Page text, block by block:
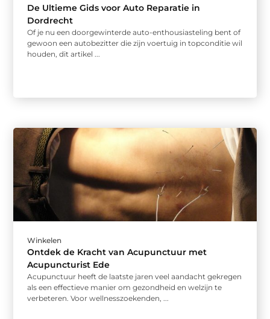
De Ultieme Gids voor Auto Reparatie in
Dordrecht
Of je nu een doorgewinterde auto-enthousiasteling bent of
gewoon een autobezitter die zijn voertuig in topconditie wil
houden, dit artikel ...
Winkelen
Ontdek de Kracht van Acupunctuur met
Acupuncturist Ede
Acupunctuur heeft de laatste jaren veel aandacht gekregen
als een effectieve manier om gezondheid en welzijn te
verbeteren. Voor wellnesszoekenden, ...